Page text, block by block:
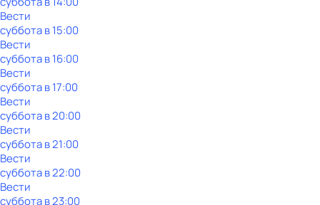
Вести
субботав15:00
Вести
субботав16:00
Вести
субботав17:00
Вести
субботав20:00
Вести
субботав21:00
Вести
субботав22:00
Вести
субботав23:00